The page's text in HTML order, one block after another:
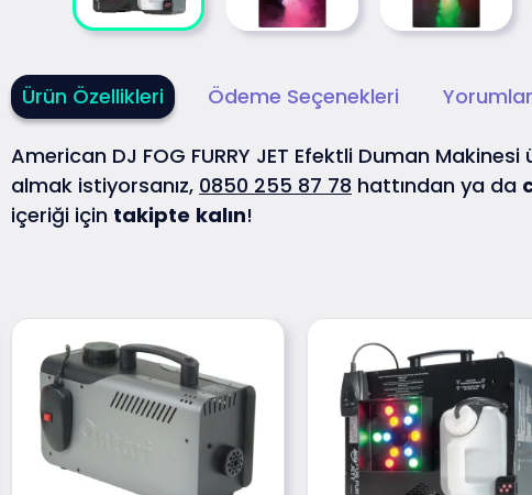
Ürün Özellikleri Ödeme Seçenekleri
American DJ FOG FURRY JET Efektli Duman
almak istiyorsanız, 0850 255 87 78 hattından ya da
içeriği için takipte kalın!